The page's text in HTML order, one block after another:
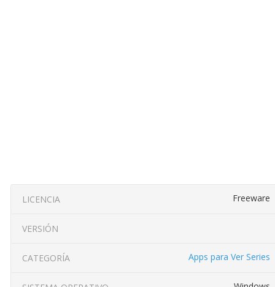
LICENCIA Freeware
VERSIÓN
CATEGORÍA Apps para Ver Series